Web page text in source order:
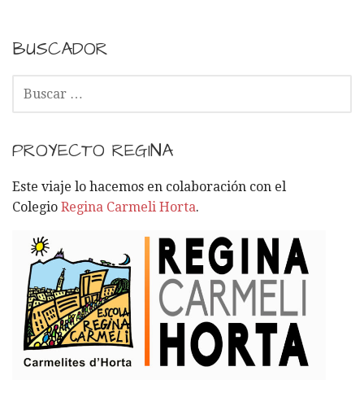
BUSCADOR
C
R
:
PROYECTO REGINA
Este viaje lo hacemos en colaboración con el
Colegio Regina Carmeli Horta.